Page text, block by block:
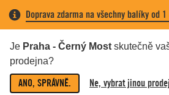
Doprava zdarma na všechny balíky od 1
Je Praha - Černý Most skutečně
prodejna?
ANO, SPRÁVNĚ. Ne, vybrat jinou